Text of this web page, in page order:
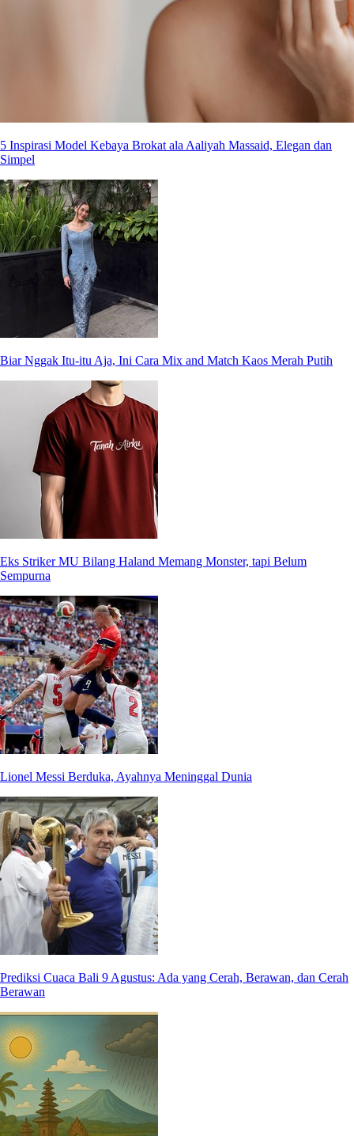
5 Inspirasi Model Kebaya Brokat ala Aaliyah Massaid, Elegan dan
Simpel
Biar Nggak Itu-itu Aja, Ini Cara Mix and Match Kaos Merah Putih
Eks Striker MU Bilang Haland Memang Monster, tapi Belum
Sempurna
Lionel Messi Berduka, Ayahnya Meninggal Dunia
Prediksi Cuaca Bali 9 Agustus: Ada yang Cerah, Berawan, dan Cerah
Berawan